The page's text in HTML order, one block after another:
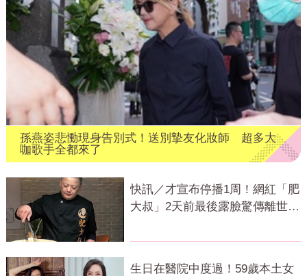
孫燕姿悲慟現身告別式！送別摯友化妝師 超多大
咖歌手全都來了
快訊／才宣布停播1周！網紅「肥
大叔」2天前最後露臉驚傳離世
生日在醫院中度過！59歲本土女